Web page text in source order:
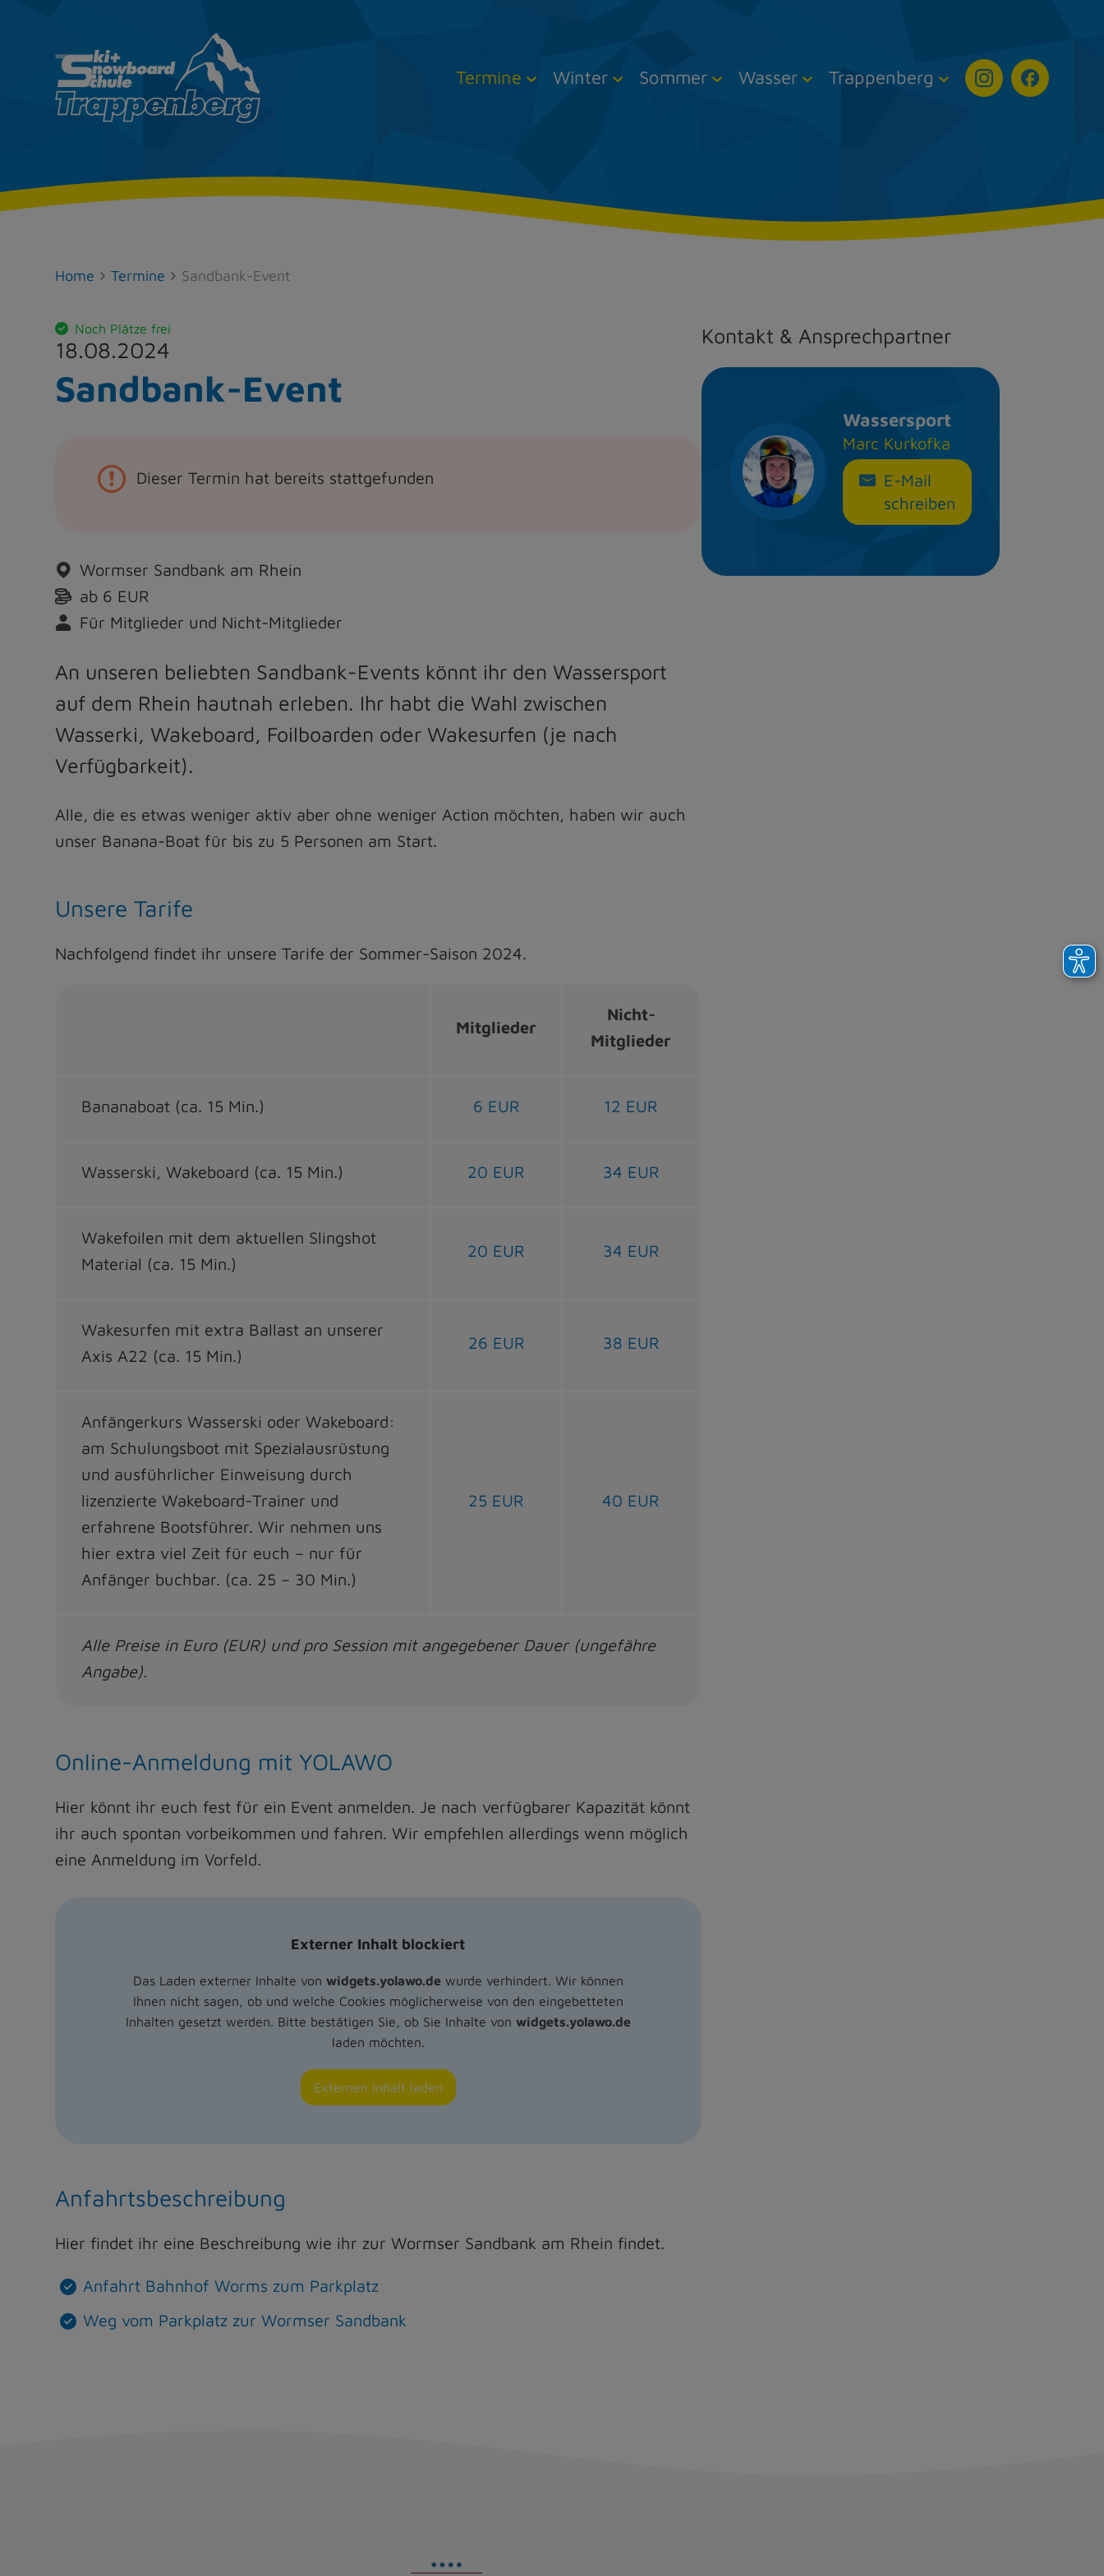
Termine Winter Sommer Wasser Trappenberg
Home Termine Sandbank-Event
Noch Plätze frei
18.08.2024
Sandbank-Event
Dieser Termin hat bereits stattgefunden
Wormser Sandbank am Rhein
ab 6 EUR
Für Mitglieder und Nicht-Mitglieder
An unseren beliebten Sandbank-Events könnt ihr den Wassersport
auf dem Rhein hautnah erleben. Ihr habt die Wahl zwischen
Wasserki, Wakeboard, Foilboarden oder Wakesurfen (je nach
Verfügbarkeit).
Alle, die es etwas weniger aktiv aber ohne weniger Action möchten, haben wir auch
unser Banana-Boat für bis zu 5 Personen am Start.
Unsere Tarife
Nachfolgend findet ihr unsere Tarife der Sommer-Saison 2024.
Mitglieder
Nicht-
Mitglieder
Bananaboat (ca. 15 Min.) 6 EUR 12 EUR
Wasserski, Wakeboard (ca. 15 Min.) 20 EUR 34 EUR
Wakefoilen mit dem aktuellen Slingshot
Material (ca. 15 Min.)
20 EUR 34 EUR
Wakesurfen mit extra Ballast an unserer
Axis A22 (ca. 15 Min.)
26 EUR 38 EUR
Anfängerkurs Wasserski oder Wakeboard:
am Schulungsboot mit Spezialausrüstung
und ausführlicher Einweisung durch
lizenzierte Wakeboard-Trainer und
erfahrene Bootsführer. Wir nehmen uns
hier extra viel Zeit für euch – nur für
Anfänger buchbar. (ca. 25 – 30 Min.)
25 EUR 40 EUR
Alle Preise in Euro (EUR) und pro Session mit angegebener Dauer (ungefähre
Angabe).
Online-Anmeldung mit YOLAWO
Hier könnt ihr euch fest für ein Event anmelden. Je nach verfügbarer Kapazität könnt
ihr auch spontan vorbeikommen und fahren. Wir empfehlen allerdings wenn möglich
eine Anmeldung im Vorfeld.
Externer Inhalt blockiert
Das Laden externer Inhalte von widgets.yolawo.dewurde verhindert. Wir können
Ihnen nicht sagen, ob und welche Cookies möglicherweise von den eingebetteten
Inhalten gesetzt werden. Bitte bestätigen Sie, ob Sie Inhalte von widgets.yolawo.de
laden möchten.
Externen Inhalt laden
Anfahrtsbeschreibung
Hier findet ihr eine Beschreibung wie ihr zur Wormser Sandbank am Rhein findet.
Anfahrt Bahnhof Worms zum Parkplatz
Weg vom Parkplatz zur Wormser Sandbank
Kontakt & Ansprechpartner
Wassersport
Marc Kurkofka
E-Mail
schreiben